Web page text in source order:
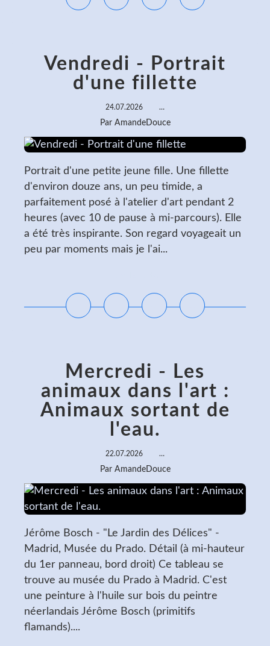
Vendredi - Portrait
d'une fillette
24.07.2026 …
Par AmandeDouce
Portrait d'une petite jeune fille. Une fillette
d'environ douze ans, un peu timide, a
parfaitement posé à l'atelier d'art pendant 2
heures (avec 10 de pause à mi-parcours). Elle
a été très inspirante. Son regard voyageait un
peu par moments mais je l'ai...
Mercredi - Les
animaux dans l'art :
Animaux sortant de
l'eau.
22.07.2026 …
Par AmandeDouce
Jérôme Bosch - "Le Jardin des Délices" -
Madrid, Musée du Prado. Détail (à mi-hauteur
du 1er panneau, bord droit) Ce tableau se
trouve au musée du Prado à Madrid. C'est
une peinture à l'huile sur bois du peintre
néerlandais Jérôme Bosch (primitifs
flamands)....